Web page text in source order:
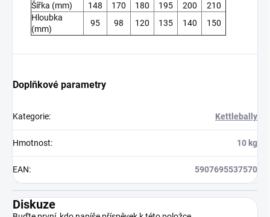
Šířka (mm)
148 170 180 195 200
210
Hloubka
(mm)
95 98 120 135 140 150
Doplňkové parametry
Kategorie: Kettlebally
Hmotnost: 10 kg
EAN: 5907695537570
Diskuze